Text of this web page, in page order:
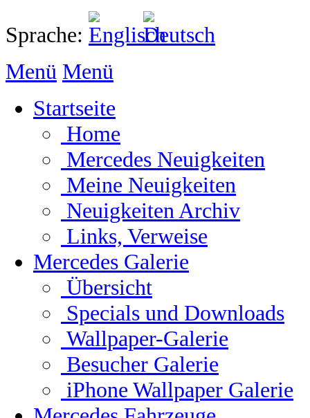
Sprache:
Menü Menü
Startseite
Home
Mercedes Neuigkeiten
Meine Neuigkeiten
Neuigkeiten Archiv
Links, Verweise
Mercedes Galerie
Übersicht
Specials und Downloads
Wallpaper-Galerie
Besucher Galerie
iPhone Wallpaper Galerie